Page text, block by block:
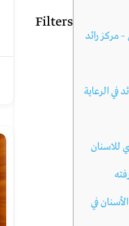
مركز رائد
في الرعاية
للاسنان
في
Filters